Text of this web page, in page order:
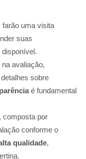
uma visita
suas
avaliação,
sobre
é fundamental
composta por
conforme o
qualidade,